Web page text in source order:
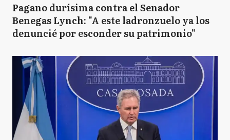
Pagano durísima contra el Senador
Benegas Lynch: "A este ladronzuelo ya los
denuncié por esconder su patrimonio"